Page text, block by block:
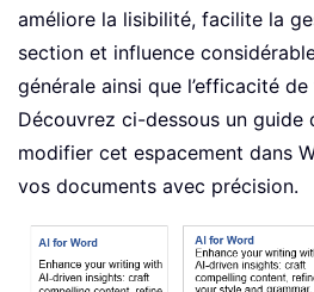
améliore la lisibilité, facilite la
section et influence
générale ainsi que l’efficacité
Découvrez ci-dessous un guide
modifier cet espacement dans
vos documents avec précision.